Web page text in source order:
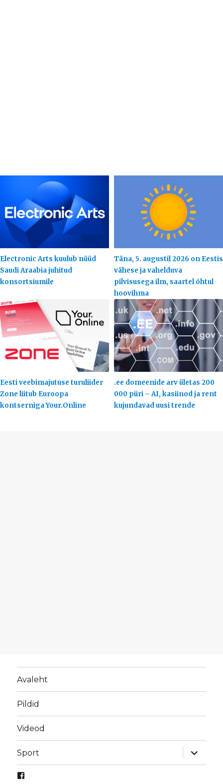
Electronic Arts kuulub nüüd
Saudi Araabia juhitud
konsortsiumile
Täna, 5. augustil 2026 on Eestis
vähese ja vahelduva
pilvisusega ilm, saartel õhtul
hoovihma
Eesti veebimajutuse turuliider
Zone liitub Euroopa
kontserniga Your.Online
.ee domeenide arv ületas 200
000 piiri – AI, kasiinod ja rent
kujundavad uusi trende
Avaleht
Pildid
Videod
Sport
laienda